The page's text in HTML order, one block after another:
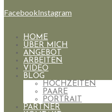
FacebookInstagram
HOME
ÜBER MICH
ANGEBOT
ARBEITEN
VIDEO
BLOG
HOCHZEITEN
PAARE
PORTRAIT
PARTNER